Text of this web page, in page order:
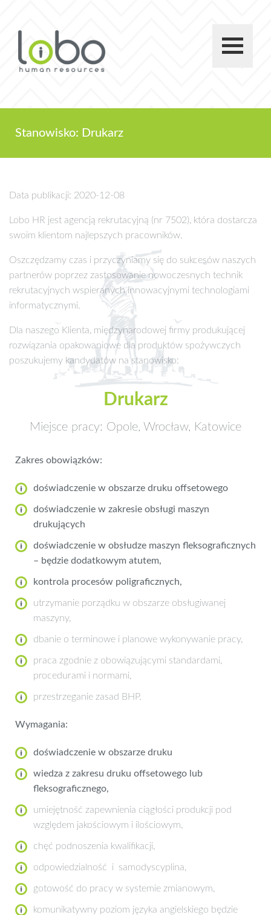
Stanowisko: Drukarz
Data publikacji: 2020-12-08
Lobo HR jest agencją rekrutacyjną (nr 7502), która dostarcza
swoim klientom najlepszych pracowników.
Oszczędzamy czas i przyczyniamy się do sukcesów naszych
partnerów poprzez zastosowanie nowoczesnych technik
rekrutacyjnych wspieranych innowacyjnymi technologiami
informatycznymi.
Dla naszego Klienta, międzynarodowej firmy produkującej
rozwiązania opakowaniowe dla produktów spożywczych
poszukujemy kandydatów na stanowisko:
Drukarz
Miejsce pracy: Opole, Wrocław, Katowice
Zakres obowiązków:
doświadczenie w obszarze druku offsetowego
doświadczenie w zakresie obsługi maszyn
drukujących
doświadczenie w obsłudze maszyn fleksograficznych
– będzie dodatkowym atutem,
kontrola procesów poligraficznych,
utrzymanie porządku w obszarze obsługiwanej
maszyny,
dbanie o terminowe i planowe wykonywanie pracy,
praca zgodnie z obowiązującymi standardami,
procedurami i normami,
przestrzeganie zasad BHP.
Wymagania:
doświadczenie w obszarze druku
wiedza z zakresu druku offsetowego lub
fleksograficznego,
umiejętność zapewnienia ciągłości produkcji pod
względem jakościowym i ilościowym,
chęć podnoszenia kwalifikacji,
odpowiedzialność i samodyscyplina,
gotowość do pracy w systemie zmianowym,
komunikatywny poziom języka angielskiego będzie